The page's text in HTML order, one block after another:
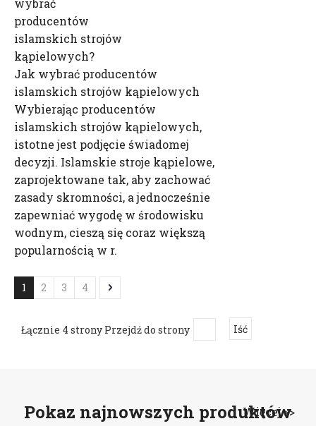
wybrać
producentów
islamskich strojów
kąpielowych?
Jak wybrać producentów
islamskich strojów kąpielowych
Wybierając producentów
islamskich strojów kąpielowych,
istotne jest podjęcie świadomej
decyzji. Islamskie stroje kąpielowe,
zaprojektowane tak, aby zachować
zasady skromności, a jednocześnie
zapewniać wygodę w środowisku
wodnym, cieszą się coraz większą
popularnością w r.
1 2 3 4
Łącznie 4 strony Przejdź do strony Iść
Pokaz najnowszych produktów
Więcej >>